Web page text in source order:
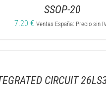
SSOP-20
7.20 € Ventas España: Precio sin
CIRCUIT